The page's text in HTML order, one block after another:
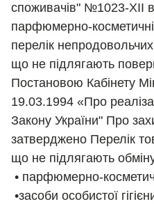
споживачів" №1023-XII
парфюмерно-
перелік
що не підлягають
Постановою Кабінету
19.03.1994 «Про
Закону України" Про
затверджено Перелік
що не підлягають
• парфюмерно-
•засоби особистої